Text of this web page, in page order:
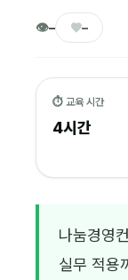
👁– ♥–
⏱ 교육 시간
4시간
나눔경영
실무 적용